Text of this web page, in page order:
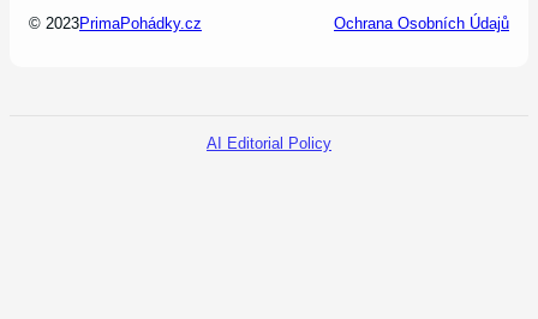
© 2023PrimaPohádky.cz Ochrana Osobních Údajů
AI Editorial Policy